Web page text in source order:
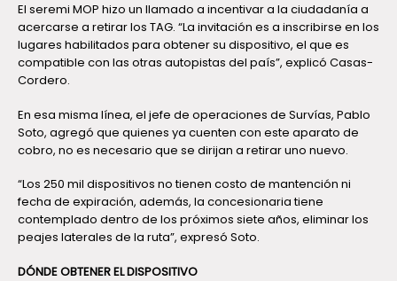
El seremi MOP hizo un llamado a incentivar a la ciudadanía a
acercarse a retirar los TAG. “La invitación es a inscribirse en los
lugares habilitados para obtener su dispositivo, el que es
compatible con las otras autopistas del país”, explicó Casas-
Cordero.
En esa misma línea, el jefe de operaciones de Survías, Pablo
Soto, agregó que quienes ya cuenten con este aparato de
cobro, no es necesario que se dirijan a retirar uno nuevo.
“Los 250 mil dispositivos no tienen costo de mantención ni
fecha de expiración, además, la concesionaria tiene
contemplado dentro de los próximos siete años, eliminar los
peajes laterales de la ruta”, expresó Soto.
DÓNDE OBTENER EL DISPOSITIVO